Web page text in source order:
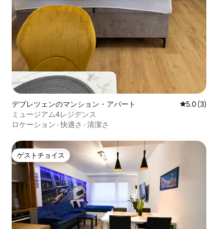
デブレツェンのマンション・アパート レビュー3
5.0 (3)
ミュージアム4レジデンス
ロケーション ·快適さ · 清潔さ
ゲストチョイス
ゲストチョイス